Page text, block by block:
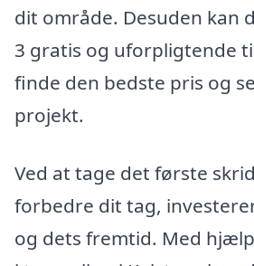
dit område. Desuden kan
3 gratis og uforpligtende
finde den bedste pris og
projekt.
Ved at tage det første
forbedre dit tag,
og dets fremtid. Med